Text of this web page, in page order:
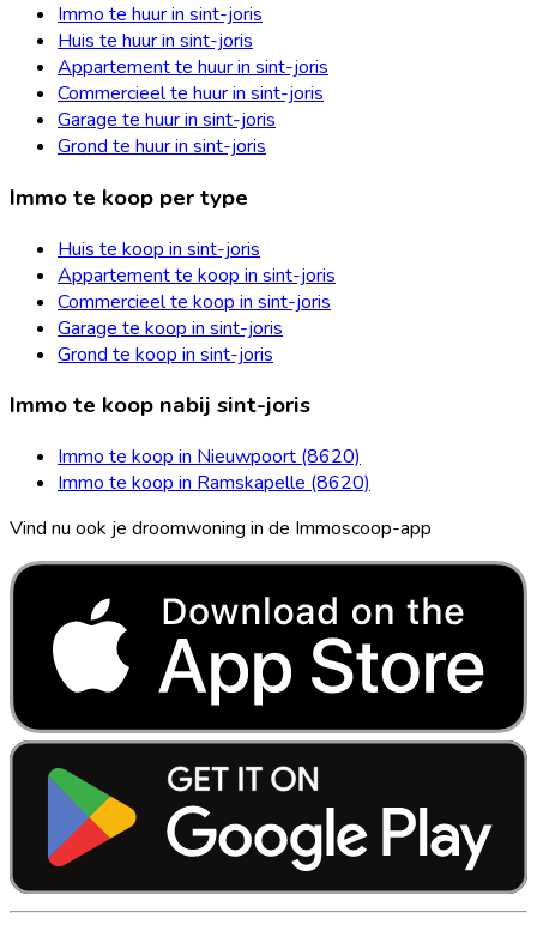
Immo te huur in sint-joris
Huis te huur in sint-joris
Appartement te huur in sint-joris
Commercieel te huur in sint-joris
Garage te huur in sint-joris
Grond te huur in sint-joris
Immo te koop per type
Huis te koop in sint-joris
Appartement te koop in sint-joris
Commercieel te koop in sint-joris
Garage te koop in sint-joris
Grond te koop in sint-joris
Immo te koop nabij sint-joris
Immo te koop in Nieuwpoort (8620)
Immo te koop in Ramskapelle (8620)
Vind nu ook je droomwoning in de Immoscoop-app